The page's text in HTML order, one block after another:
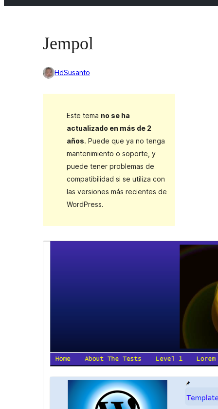
Jempol
HdSusanto
Este tema no se ha
actualizado en más de 2
años. Puede que ya no tenga
mantenimiento o soporte, y
puede tener problemas de
compatibilidad si se utiliza con
las versiones más recientes de
WordPress.